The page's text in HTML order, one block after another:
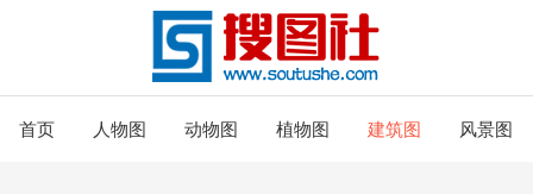
首页 人物图 动物图 植物图 建筑图 风景图